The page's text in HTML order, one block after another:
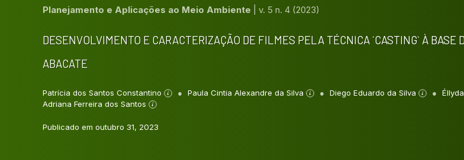
Planejamento e Aplicações ao Meio Ambiente v. 5 n. 4 (2023)
DESENVOLVIMENTO E CARACTERIZAÇÃO DE FILMES PELA TÉCNICA ´CASTING` À BASE
ABACATE
Patrícia dos Santos Constantino Paula Cintia Alexandre da Silva Diego Eduardo da Silva
Adriana Ferreira dos Santos
Publicado em outubro 31, 2023